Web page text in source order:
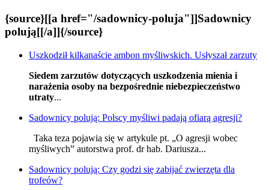
{source}[[a href="/sadownicy-poluja"]]Sadownicy
polują[[/a]]{/source}
Uszkodził kilkanaście ambon myśliwskich. Usłyszał zarzuty
Siedem zarzutów dotyczących uszkodzenia mienia i
narażenia osoby na bezpośrednie niebezpieczeństwo
utraty...
Sadownicy polują: Polscy myśliwi padają ofiarą agresji?
Taka teza pojawia się w artykule pt. „O agresji wobec
myśliwych” autorstwa prof. dr hab. Dariusza...
Sadownicy polują: Czy godzi się zabijać zwierzęta dla
trofeów?